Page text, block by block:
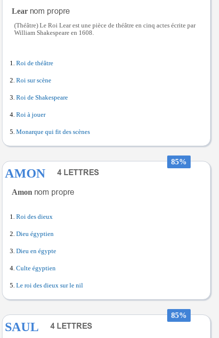
Lear
(Théâtre) Le Roi Lear est une pièce de théâtre en cinq actes écrite par
William Shakespeare en 1608.
Roi de théâtre
Roi sur scène
Roi de Shakespeare
Roi à jouer
Monarque qui fit des scènes
85%
AMON
Amon
Roi des dieux
Dieu égyptien
Dieu en égypte
Culte égyptien
Le roi des dieux sur le nil
85%
SAUL